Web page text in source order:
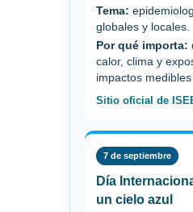
Tema:
globales y locales.
Por qué importa:
calor, clima y
impactos
Sitio oficial de
7 de septiembre
Día
un cielo azul